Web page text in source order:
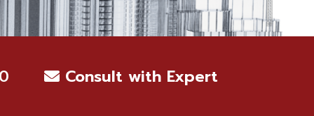
Consult with Expert